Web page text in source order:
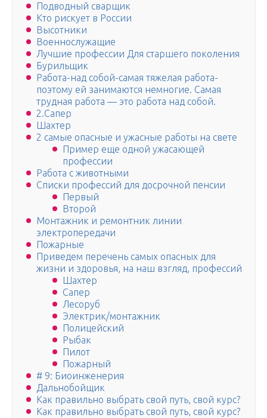
Подводный сварщик
Кто рискует в России
Высотники
Военнослужащие
Лучшие профессии Для старшего поколения
Бурильщик
Работа-над собой-самая тяжелая работа-
поэтому ей занимаются немногие. Самая
трудная работа — это работа над собой.
2.Сапер
Шахтер
2 самые опасные и ужасные работы на свете
Пример еще одной ужасающей
профессии
Работа с животными
Списки профессий для досрочной пенсии
Первый
Второй
Монтажник и ремонтник линии
электропередачи
Пожарные
Приведем перечень самых опасных для
жизни и здоровья, на наш взгляд, профессий
Шахтер
Сапер
Лесоруб
Электрик/монтажник
Полицейский
Рыбак
Пилот
Пожарный
# 9: Биоинженерия
Дальнобойщик
Как правильно выбрать свой путь, свой курс?
Как правильно выбрать свой путь, свой курс?